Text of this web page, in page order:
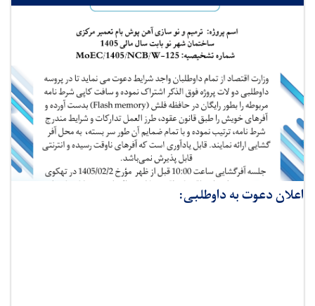
اعلان دعوت به داوطلبی: